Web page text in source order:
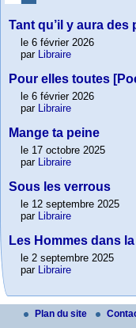
Tant qu’il y aura des
le 6 février 2026
par Libraire
Pour elles toutes
le 6 février 2026
par Libraire
Mange ta peine
le 17 octobre 2025
par Libraire
Sous les verrous
le 12 septembre 2025
par Libraire
Les Hommes dans
le 2 septembre 2025
par Libraire
Plan du site